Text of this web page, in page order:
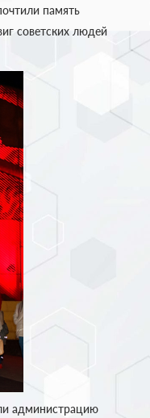
память
советских людей
администрацию